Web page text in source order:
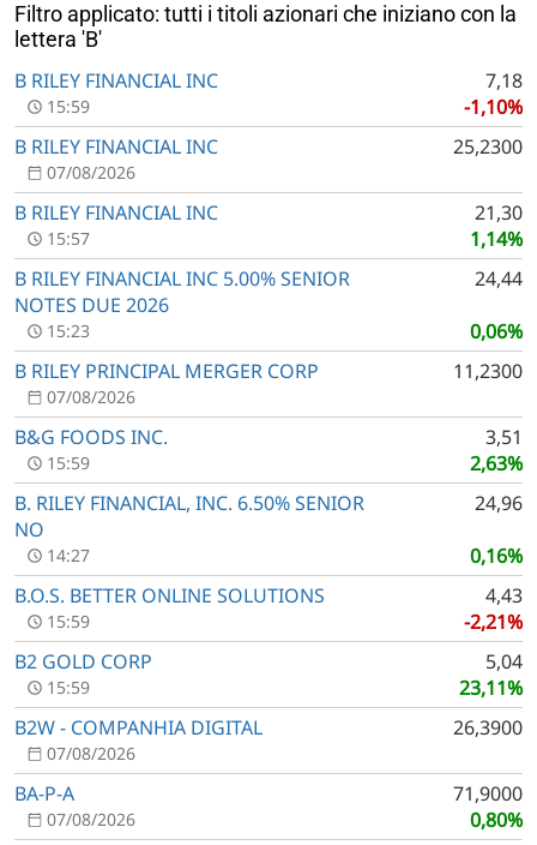
Filtro applicato: tutti i titoli azionari che iniziano con la
lettera 'B'
B RILEY FINANCIAL INC
7,18
-1,10%
15:59
B RILEY FINANCIAL INC 25,2300
07/08/2026
B RILEY FINANCIAL INC
21,30
1,14%
15:57
B RILEY FINANCIAL INC 5.00% SENIOR
NOTES DUE 2026
24,44
0,06%
15:23
B RILEY PRINCIPAL MERGER CORP 11,2300
07/08/2026
B&G FOODS INC.
3,51
2,63%
15:59
B. RILEY FINANCIAL, INC. 6.50% SENIOR
NO
24,96
0,16%
14:27
B.O.S. BETTER ONLINE SOLUTIONS
4,43
-2,21%
15:59
B2 GOLD CORP
5,04
23,11%
15:59
B2W - COMPANHIA DIGITAL 26,3900
07/08/2026
BA-P-A
71,9000
0,80%
07/08/2026